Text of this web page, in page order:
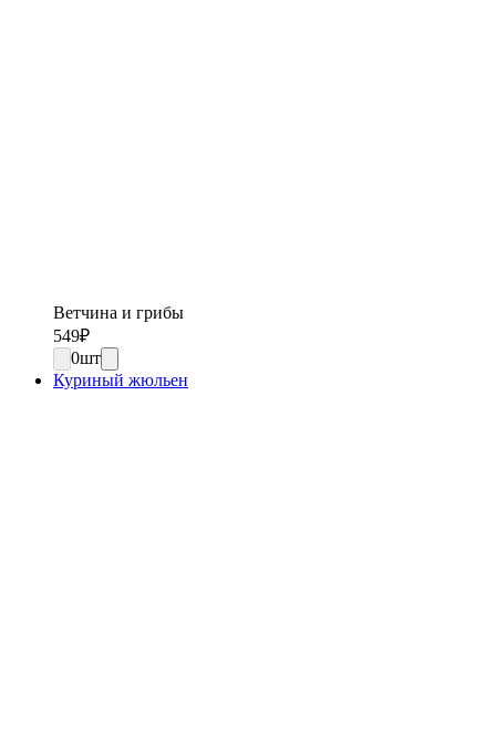
Ветчина и грибы
549₽
0шт
Куриный жюльен